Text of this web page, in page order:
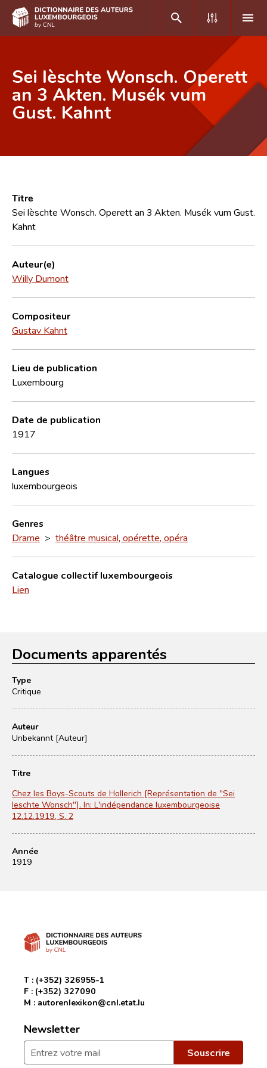
DE FR
Accueil
Recherche avancée
CNL
Équipe scientifique
Sei lèschte Wonsch. Operett
an 3 Akten. Musék vum
Gust. Kahnt
Titre
Sei lèschte Wonsch. Operett an 3 Akten. Musék vum Gust.
Kahnt
Auteur(e)
Willy Dumont
Compositeur
Gustav Kahnt
Lieu de publication
Luxembourg
Date de publication
1917
Langues
luxembourgeois
Genres
Drame > théâtre musical, opérette, opéra
Catalogue collectif luxembourgeois
Lien
Documents apparentés
Type
Critique
Auteur
Unbekannt [Auteur]
Titre
Chez les Boys-Scouts de Hollerich [Représentation de "Sei
leschte Wonsch"]. In: L'indépendance luxembourgeoise
12.12.1919, S. 2
Année
1919
T : (+352) 326955-1
F : (+352) 327090
M : autorenlexikon@cnl.etat.lu
Newsletter